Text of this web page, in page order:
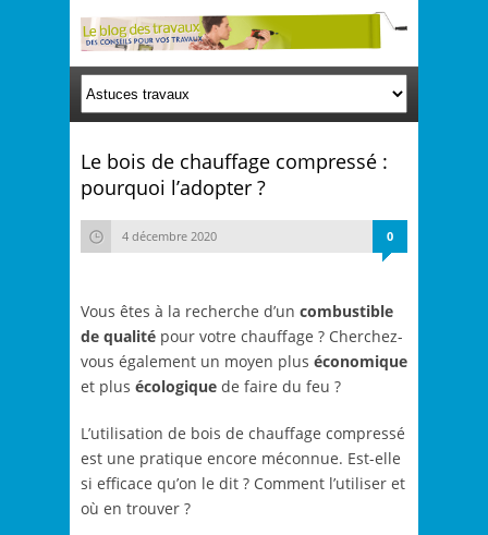
Le bois de chauffage compressé :
pourquoi l’adopter ?
4 décembre 2020 0
Vous êtes à la recherche d’un combustible
de qualité pour votre chauffage ? Cherchez-
vous également un moyen plus économique
et plus écologique de faire du feu ?
L’utilisation de bois de chauffage compressé
est une pratique encore méconnue. Est-elle
si efficace qu’on le dit ? Comment l’utiliser et
où en trouver ?